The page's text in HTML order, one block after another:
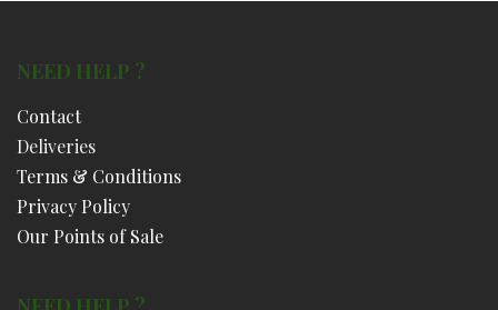
NEED HELP ?
Contact
Deliveries
Terms & Conditions
Privacy Policy
Our Points of Sale